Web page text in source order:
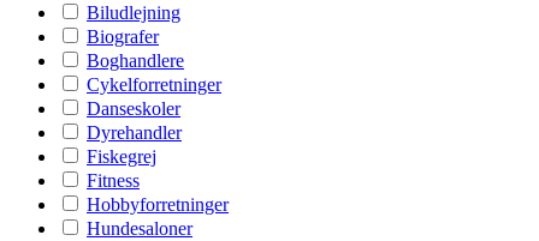
Biludlejning
Biografer
Boghandlere
Cykelforretninger
Danseskoler
Dyrehandler
Fiskegrej
Fitness
Hobbyforretninger
Hundesaloner